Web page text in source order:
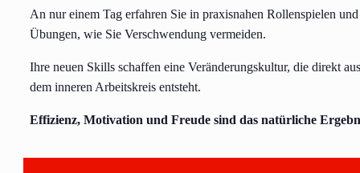
An nur einem Tag erfahren Sie in praxisnahen Rollenspielen und
Übungen, wie Sie Verschwendung vermeiden.
Ihre neuen Skills schaffen eine Veränderungskultur, die direkt aus
dem inneren Arbeitskreis entsteht.
Effizienz, Motivation und Freude sind das natürliche